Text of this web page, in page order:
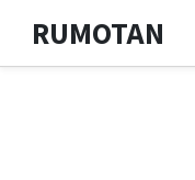
RUMOTAN